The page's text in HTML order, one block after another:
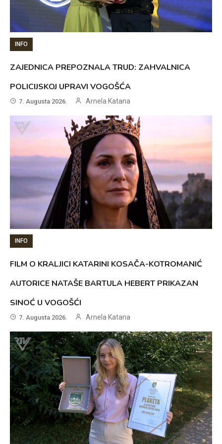
INFO
ZAJEDNICA PREPOZNALA TRUD: ZAHVALNICA
POLICIJSKOJ UPRAVI VOGOŠĆA
7. Augusta 2026. Arnela Katana
INFO
FILM O KRALJICI KATARINI KOSAČA-KOTROMANIĆ
AUTORICE NATAŠE BARTULA HEBERT PRIKAZAN
SINOĆ U VOGOŠĆI
7. Augusta 2026. Arnela Katana